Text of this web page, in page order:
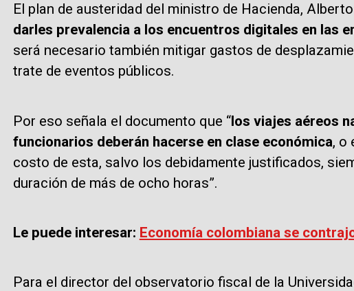
El plan de austeridad del ministro de Hacienda,
darles prevalencia a los encuentros digitales en las
será necesario también mitigar gastos de
trate de eventos públicos.
Por eso señala el documento que “los viajes aéreos
funcionarios deberán hacerse en clase económica, o
costo de esta, salvo los debidamente justificados,
duración de más de ocho horas”.
Le puede interesar: Economía colombiana se
Para el director del observatorio fiscal de la